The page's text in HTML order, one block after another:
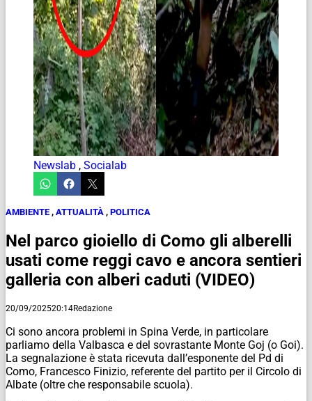
Newslab , Socialab
AMBIENTE , ATTUALITÀ , POLITICA
Nel parco gioiello di Como gli alberelli
usati come reggi cavo e ancora sentieri
galleria con alberi caduti (VIDEO)
20/09/202520:14Redazione
Ci sono ancora problemi in Spina Verde, in particolare
parliamo della Valbasca e del sovrastante Monte Goj (o Goi).
La segnalazione è stata ricevuta dall’esponente del Pd di
Como, Francesco Finizio, referente del partito per il Circolo di
Albate (oltre che responsabile scuola).